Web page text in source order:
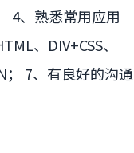
4、熟悉常用应用
、DIV+CSS、
7、有良好的沟通